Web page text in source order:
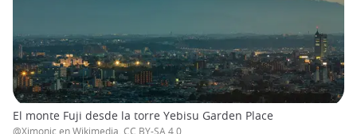
El monte Fuji desde la torre Yebisu Garden Place
@Ximonic en Wikimedia, CC BY-SA 4.0